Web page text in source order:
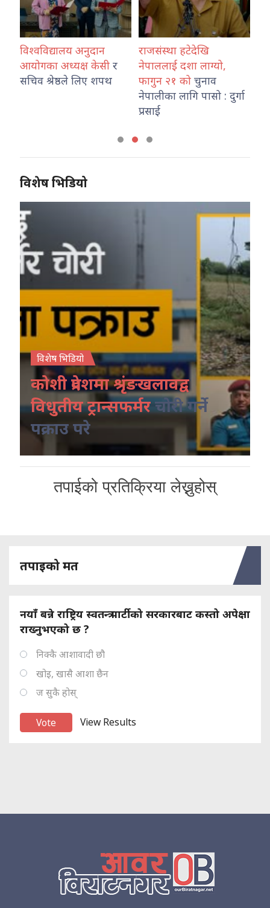
विश्वविद्यालय अनुदान
आयोगका अध्यक्ष केसी र
सचिव श्रेष्ठले लिए शपथ
राजसंस्था हटेदेखि
नेपाललाई दशा लाग्यो,
फागुन २१ को चुनाव
नेपालीका लागि पासो : दुर्गा
प्रसाई
विशेष भिडियो
विशेष भिडियो
कोशी प्रदेशमा श्रृंङखलावद्व
विधुतीय ट्रान्सफर्मरचोरी गर्ने
पक्राउ परे
तपाईको प्रतिक्रिया लेख्नुहोस्
तपाइको मत
नयाँ बन्ने राष्ट्रिय स्वतन्त्र पार्टीको सरकारबाट कस्तो अपेक्षा
राख्नुभएको छ ?
निक्कै आशावादी छौ
खोइ, खासै आशा छैन
ज सुकै होस्
View Results